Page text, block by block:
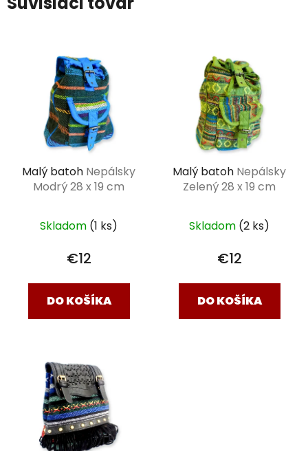
Malý batoh Nepálsky
Modrý 28 x 19 cm
Skladom (1 ks)
€12
DO KOŠÍKA
Malý batoh Nepálsky
Zelený 28 x 19 cm
Skladom (2 ks)
€12
DO KOŠÍKA